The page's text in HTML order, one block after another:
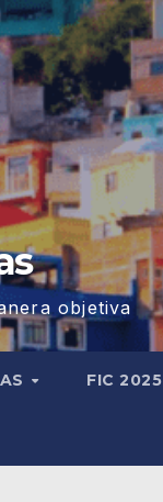
objetiva
FIC 2025